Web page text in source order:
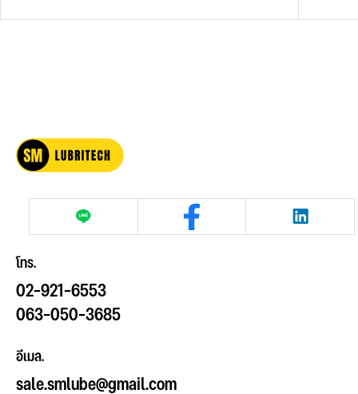
โทร.
02-921-6553
063-050-3685
อีเมล.
sale.smlube@gmail.com